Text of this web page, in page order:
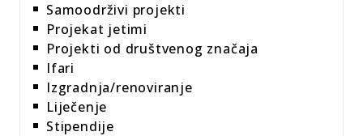
Samoodrživi projekti
Projekat jetimi
Projekti od društvenog značaja
Ifari
Izgradnja/renoviranje
Liječenje
Stipendije